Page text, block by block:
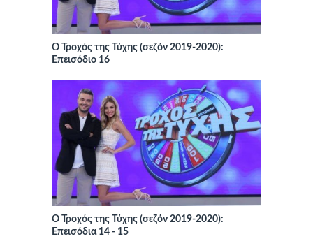
Ο Τροχός της Τύχης (σεζόν 2019-2020):
Επεισόδιο 16
Ο Τροχός της Τύχης (σεζόν 2019-2020):
Επεισόδια 14 - 15